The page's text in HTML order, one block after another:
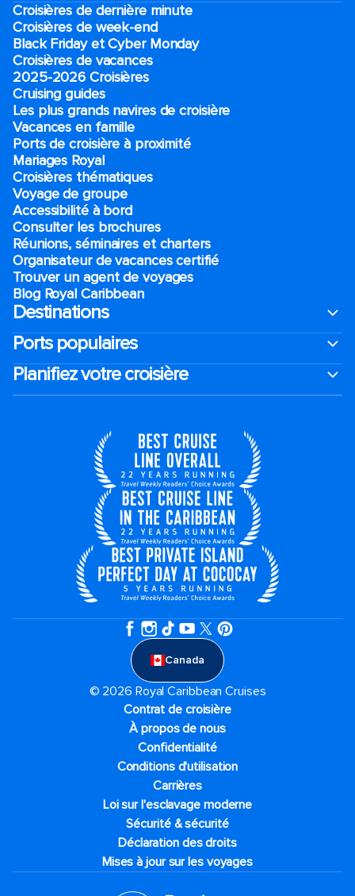
Croisières de dernière minute
Croisières de week-end
Black Friday et Cyber Monday
Croisières de vacances
2025-2026 Croisières
Cruising guides
Les plus grands navires de croisière
Vacances en famille
Ports de croisière à proximité
Mariages Royal
Croisières thématiques
Voyage de groupe​
Accessibilité à bord​
Consulter les brochures
Réunions, séminaires et charters
Organisateur de vacances certifié
Trouver un agent de voyages
Blog Royal Caribbean
Destinations
Ports populaires
Planifiez votre croisière
Canada
© 2026 Royal Caribbean Cruises
Contrat de croisière
À propos de nous
Confidentialité
Conditions d'utilisation
Carrières
Loi sur l'esclavage moderne
Sécurité & sécurité
Déclaration des droits
Mises à jour sur les voyages